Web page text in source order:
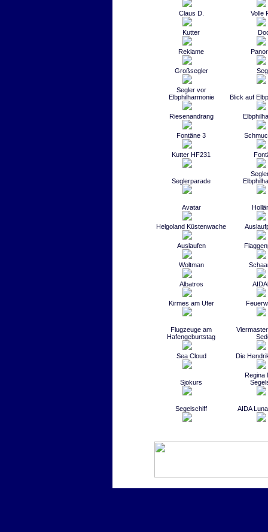
Claus D. Volle
Kutter
Reklame
Großsegler
Segler vor
Elbphilharmonie
Blick auf
Riesenandrang
Fontäne 3
Kutter HF231
Seglerparade
Avatar
Helgoland Küstenwache
Auslaufen
Woltman
Albatros
Kirmes am Ufer
Flugzeuge am
Hafengeburtstag
Sea Cloud Die
Sjokurs
Regina
Segelschiff AIDA